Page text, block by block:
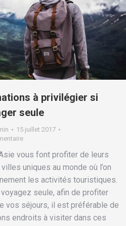
à privilégier si
seule
15 juillet 2017
vous font profiter de leurs
uniques au monde où l’on
les activités touristiques.
seule, afin de profiter
vos séjours, il est préférable de
endroits à visiter dans ces